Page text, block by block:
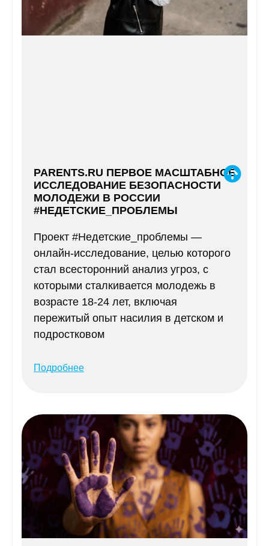
PARENTS.RU ПЕРВОЕ МАСШТАБНОЕ
ИССЛЕДОВАНИЕ БЕЗОПАСНОСТИ
МОЛОДЕЖИ В РОССИИ
#НЕДЕТСКИЕ_ПРОБЛЕМЫ
Проект #Недетские_проблемы —
онлайн-исследование, целью которого
стал всесторонний анализ угроз, с
которыми сталкивается молодежь в
возрасте 18-24 лет, включая
пережитый опыт насилия в детском и
подростковом
Подробнее